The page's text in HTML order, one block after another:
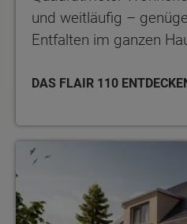
und weitläufig –
Entfalten im ganzen
DAS FLAIR 110